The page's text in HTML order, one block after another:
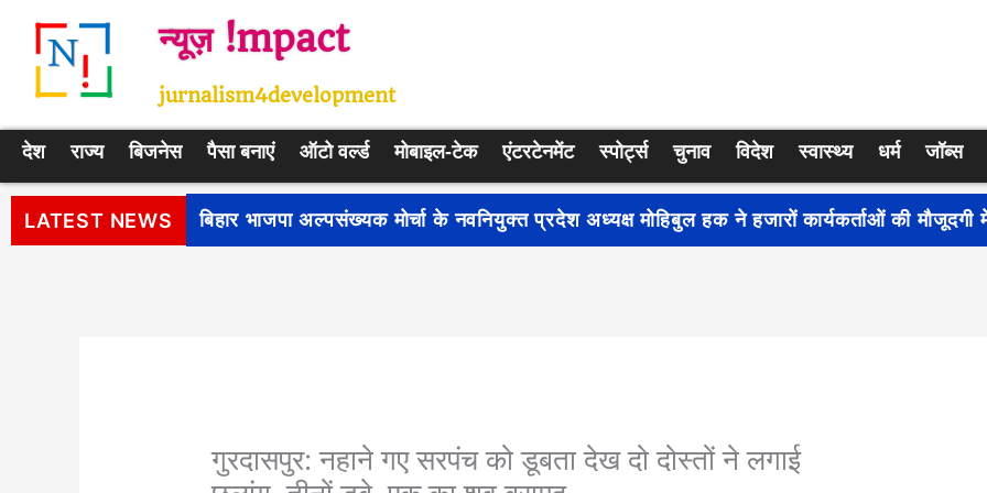
न्यूज़ !mpact
jurnalism4development
देश राज्य बिजनेस पैसा बनाएं ऑटो वर्ल्ड मोबाइल-टेक एंटरटेनमेंट स्पोर्ट्स चुनाव विदेश स्वास्थ्य धर्म जॉब्स
LATEST NEWS पीएम सूर्य घर: मुफ्त बिजली योजना के प्रति जागरूकता बढ़ाने के लिए देशभर में शुरू हुआ नुक्कड़ नाटक
गुरदासपुर: नहाने गए सरपंच को डूबता देख दो दोस्तों ने लगाई